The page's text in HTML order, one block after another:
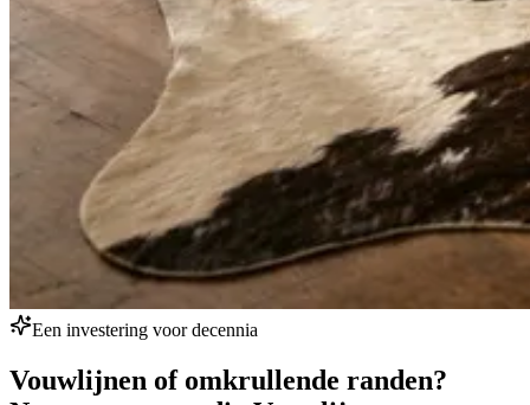
Een investering voor decennia
Vouwlijnen of omkrullende randen?